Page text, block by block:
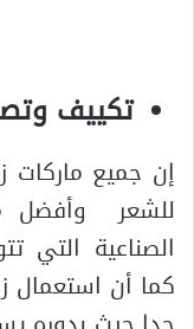
تكييف
إن جميع ماركات
للشعر وأفضل
الصناعية التي
كما أن استعمال